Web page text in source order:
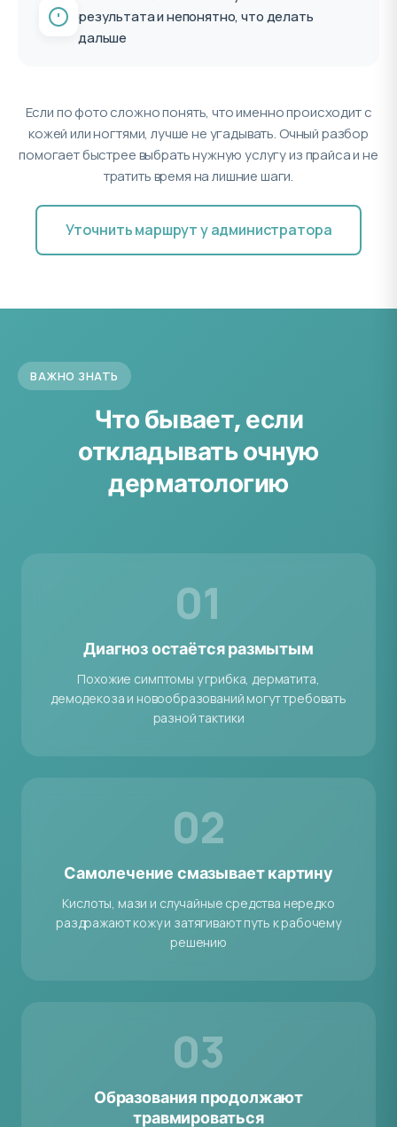
результата и непонятно, что делать
дальше
Если по фото сложно понять, что именно происходит с
кожей или ногтями, лучше не угадывать. Очный разбор
помогает быстрее выбрать нужную услугу из прайса и не
тратить время на лишние шаги.
Уточнить маршрут у администратора
ВАЖНО ЗНАТЬ
Что бывает, если
откладывать очную
дерматологию
01
Диагноз остаётся размытым
Похожие симптомы у грибка, дерматита,
демодекоза и новообразований могут требовать
разной тактики
02
Самолечение смазывает картину
Кислоты, мази и случайные средства нередко
раздражают кожу и затягивают путь к рабочему
решению
03
Образования продолжают
травмироваться